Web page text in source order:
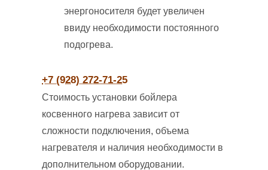
энергоносителя будет увеличен
ввиду необходимости постоянного
подогрева.
+7 (928) 272-71-25
Стоимость установки бойлера
косвенного нагрева зависит от
сложности подключения, объема
нагревателя и наличия необходимости в
дополнительном оборудовании.